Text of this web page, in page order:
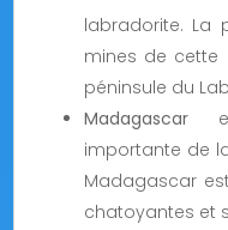
labradorite. La
mines de cette
péninsule du
Madagascar
importante de
Madagascar
chatoyantes et